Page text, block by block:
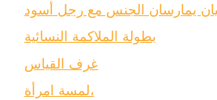
يمارسان الجنس مع رجل أسود
بطولة الملاكمة النسائية
غرف القياس
لمسة امرأة،